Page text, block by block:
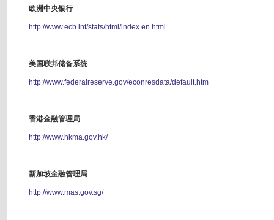
欧洲中央银行
http://www.ecb.int/stats/html/index.en.html
美国联邦储备系统
http://www.federalreserve.gov/econresdata/default.htm
香港金融管理局
http://www.hkma.gov.hk/
新加坡金融管理局
http://www.mas.gov.sg/